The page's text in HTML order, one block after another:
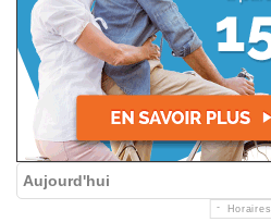
Aujourd'hui
Horaires